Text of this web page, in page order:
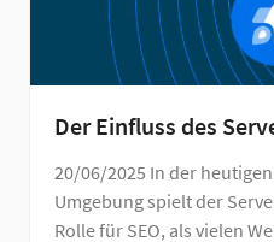
Der Einfluss des
20/06/2025 In der
Umgebung spielt der
Rolle für SEO, als vielen